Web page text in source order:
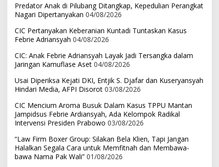
Predator Anak di Pilubang Ditangkap, Kepedulian Perangkat
Nagari Dipertanyakan 04/08/2026
CIC Pertanyakan Keberanian Kuntadi Tuntaskan Kasus
Febrie Adriansyah 04/08/2026
CIC: Anak Febrie Adriansyah Layak Jadi Tersangka dalam
Jaringan Kamuflase Aset 04/08/2026
Usai Diperiksa Kejati DKI, Entjik S. Djafar dan Kuseryansyah
Hindari Media, AFPI Disorot 03/08/2026
CIC Mencium Aroma Busuk Dalam Kasus TPPU Mantan
Jampidsus Febrie Ardiansyah, Ada Kelompok Radikal
Intervensi Presiden Prabowo 03/08/2026
“Law Firm Boxer Group: Silakan Bela Klien, Tapi Jangan
Halalkan Segala Cara untuk Memfitnah dan Membawa-
bawa Nama Pak Wali” 01/08/2026